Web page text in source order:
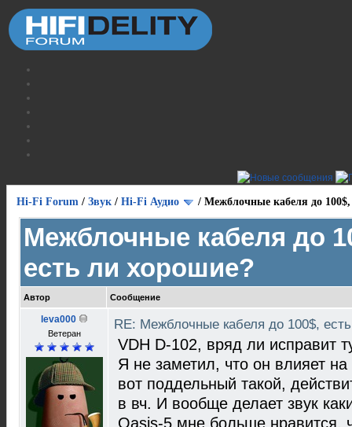
Hi-Fi Forum / Звук / Hi-Fi Аудио / Межблочные кабеля до 100$,
Межблочные кабеля до
есть ли хорошие?
Автор Сообщение
leva000
Ветеран
RE: Межблочные кабеля до 100$,
VDH D-102, вряд ли исправит
Я не заметил, что он влияет
вот поддельный такой,
в вч. И вообще делает звук
Oasis-5 мне больше нравится,